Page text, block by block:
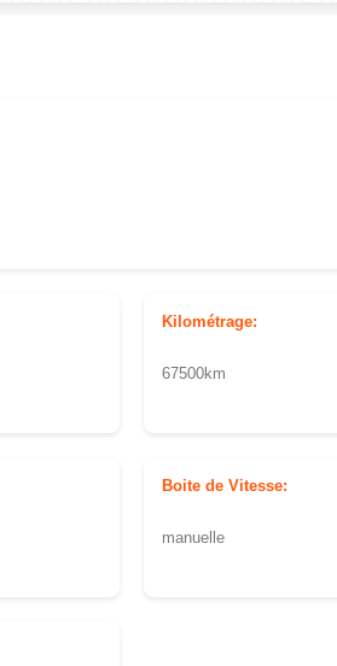
Kilométrage:
67500km
Boite de Vitesse:
manuelle